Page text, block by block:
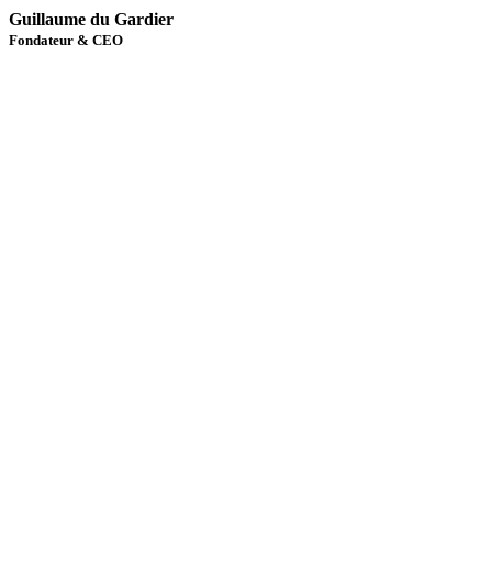
Guillaume du Gardier
Fondateur & CEO